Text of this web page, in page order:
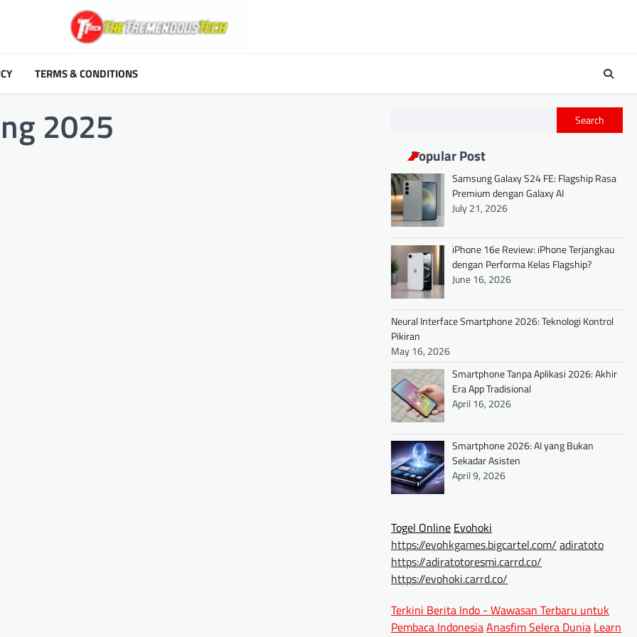
TERMS & CONDITIONS
2025 Search
Popular Post
Samsung Galaxy S24 FE: Flagship Rasa
Premium dengan Galaxy AI
July 21, 2026
iPhone 16e Review: iPhone Terjangkau
dengan Performa Kelas Flagship?
June 16, 2026
Neural Interface Smartphone 2026: Teknologi Kontrol
Pikiran
May 16, 2026
Smartphone Tanpa Aplikasi 2026: Akhir
Era App Tradisional
April 16, 2026
Smartphone 2026: AI yang Bukan
Sekadar Asisten
April 9, 2026
Togel Online Evohoki
https://evohkgames.bigcartel.com/ adiratoto
https://adiratotoresmi.carrd.co/
https://evohoki.carrd.co/
Terkini Berita Indo - Wawasan Terbaru untuk
Pembaca IndonesiaAnasfim Selera Dunia Learn